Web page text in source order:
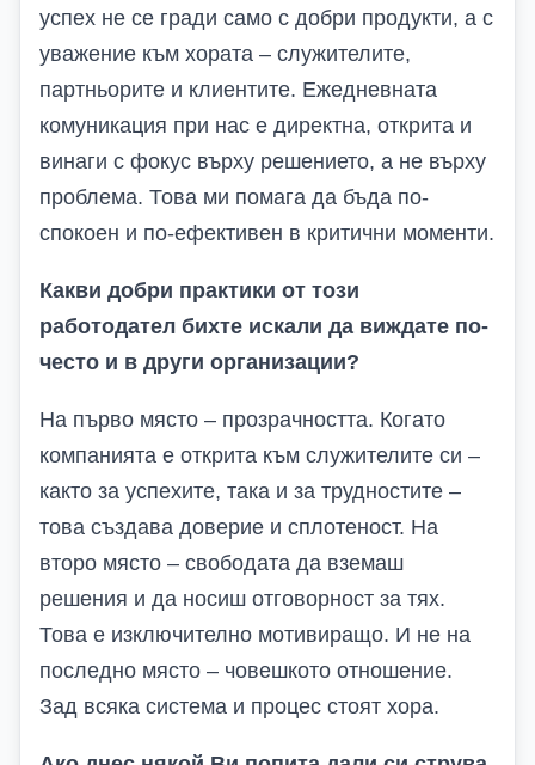
успех не се гради само с добри продукти, а с
уважение към хората – служителите,
партньорите и клиентите. Ежедневната
комуникация при нас е директна, открита и
винаги с фокус върху решението, а не върху
проблема. Това ми помага да бъда по-
спокоен и по-ефективен в критични моменти.
Какви добри практики от този
работодател бихте искали да виждате по-
често и в други организации?
На първо място – прозрачността. Когато
компанията е открита към служителите си –
както за успехите, така и за трудностите –
това създава доверие и сплотеност. На
второ място – свободата да вземаш
решения и да носиш отговорност за тях.
Това е изключително мотивиращо. И не на
последно място – човешкото отношение.
Зад всяка система и процес стоят хора.